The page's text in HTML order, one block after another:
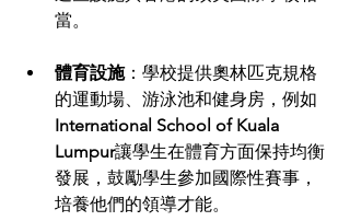
當。
體育設施：學校提供奧林匹克規格
的運動場、游泳池和健身房，例如
International School of Kuala
Lumpur讓學生在體育方面保持均衡
發展，鼓勵學生參加國際性賽事，
培養他們的領導才能。